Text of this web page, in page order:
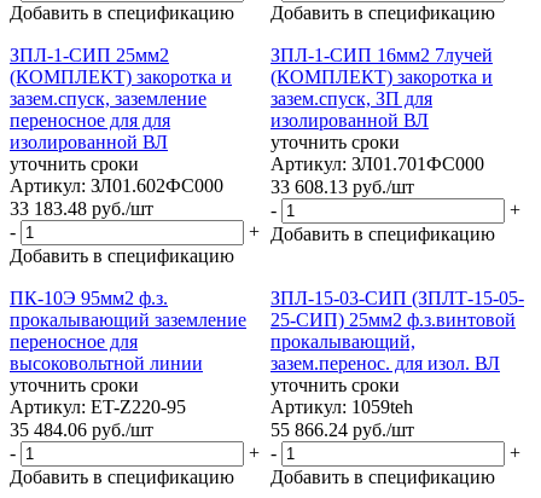
Добавить в спецификацию
Добавить в спецификацию
ЗПЛ-1-СИП 25мм2
(КОМПЛЕКТ) закоротка и
зазем.спуск, заземление
переносное для для
изолированной ВЛ
уточнить сроки
Артикул: ЗЛ01.602ФС000
33 183.48 руб./шт
-
+
Добавить в спецификацию
ЗПЛ-1-СИП 16мм2 7лучей
(КОМПЛЕКТ) закоротка и
зазем.спуск, ЗП для
изолированной ВЛ
уточнить сроки
Артикул: ЗЛ01.701ФС000
33 608.13 руб./шт
-
+
Добавить в спецификацию
ПК-10Э 95мм2 ф.з.
прокалывающий заземление
переносное для
высоковольтной линии
уточнить сроки
Артикул: ET-Z220-95
35 484.06 руб./шт
-
+
Добавить в спецификацию
ЗПЛ-15-03-СИП (ЗПЛТ-15-05-
25-СИП) 25мм2 ф.з.винтовой
прокалывающий,
зазем.перенос. для изол. ВЛ
уточнить сроки
Артикул: 1059teh
55 866.24 руб./шт
-
+
Добавить в спецификацию